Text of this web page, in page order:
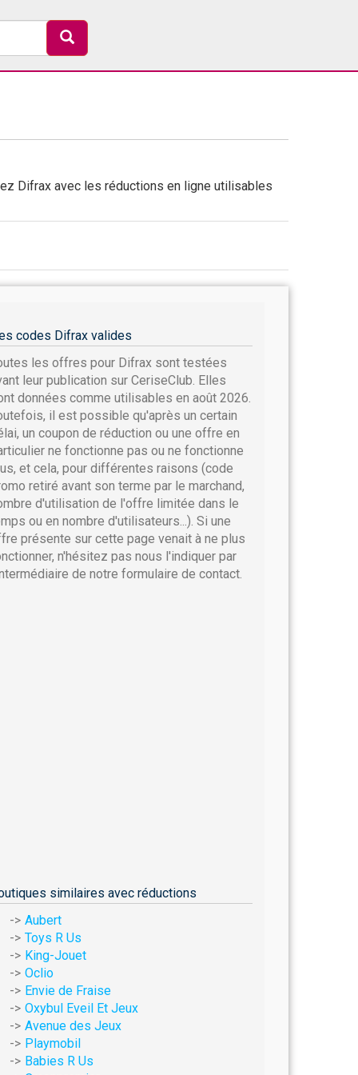
Difrax avec les réductions en ligne utilisables
codes Difrax valides
les offres pour Difrax sont testées
leur publication sur CeriseClub. Elles
données comme utilisables en août 2026.
il est possible qu'après un certain
un coupon de réduction ou une offre en
ne fonctionne pas ou ne fonctionne
et cela, pour différentes raisons (code
retiré avant son terme par le marchand,
d'utilisation de l'offre limitée dans le
ou en nombre d'utilisateurs...). Si une
présente sur cette page venait à ne plus
n'hésitez pas nous l'indiquer par
de notre formulaire de contact.
similaires avec réductions
Aubert
Toys R Us
King-Jouet
Oclio
Envie de Fraise
Oxybul Eveil Et Jeux
Avenue des Jeux
Playmobil
Babies R Us